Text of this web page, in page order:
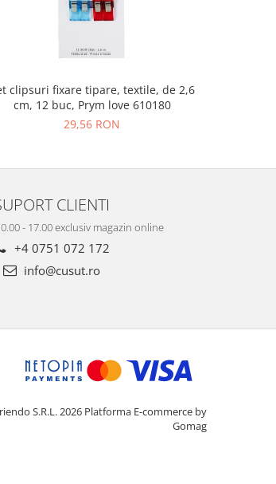
clipsuri fixare tipare, textile, de 2,6
cm, 12 buc, Prym love 610180
29,56 RON
CLIENTI
- 17.00 exclusiv magazin online
+4 0751 072 172
info@cusut.ro
S.R.L. 2026 Platforma E-commerce by
Gomag